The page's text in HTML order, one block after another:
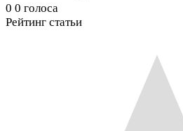
0 0 голоса
Рейтинг статьи